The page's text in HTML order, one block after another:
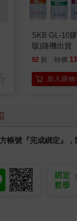
SKB GL-10
版)隨機出貨
92 折 特價 11
加入購物
帳號『完成綁定』